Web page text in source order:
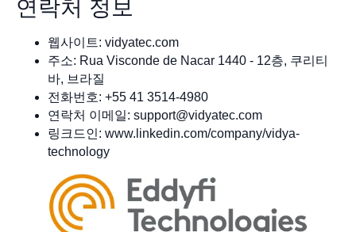
연락처 정보
웹사이트: vidyatec.com
주소: Rua Visconde de Nacar 1440 - 12층, 쿠리티
바, 브라질
전화번호: +55 41 3514-4980
연락처 이메일: support@vidyatec.com
링크드인: www.linkedin.com/company/vidya-
technology